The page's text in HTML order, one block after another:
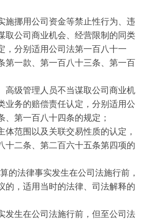
施挪用公司资金等禁止性行为、违
取公司商业机会、经营限制的同类
，分别适用公司法第一百八十一
第一款、第一百八十三条、第一百
高级管理人员不当谋取公司商业机
业务的赔偿责任认定，分别适用公
、第一百八十四条的规定；
体范围以及关联交易性质的认定，
十二条、第二百六十五条第四项的
的法律事实发生在公司法施行前，
的，适用当时的法律、司法解释的
发生在公司法施行前，但至公司法